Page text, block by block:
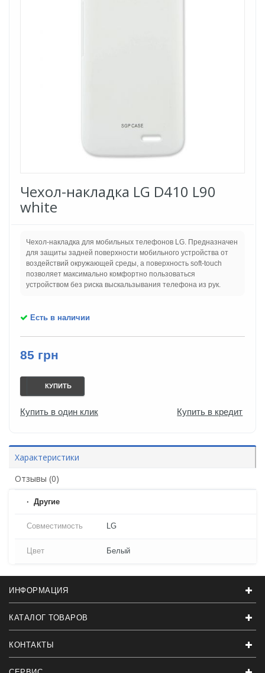
Чехол-накладка LG D410 L90
white
Чехол-накладка для мобильных телефонов LG. Предназначен
для защиты задней поверхности мобильного устройства от
воздействий окружающей среды, а поверхность soft-touch
позволяет максимально комфортно пользоваться
устройством без риска выскальзывания телефона из рук.
Есть в наличии
85 грн
КУПИТЬ
Купить в один клик Купить в кредит
Характеристики
Отзывы (0)
Другие
Совместимость LG
Цвет Белый
ИНФОРМАЦИЯ
КАТАЛОГ ТОВАРОВ
КОНТАКТЫ